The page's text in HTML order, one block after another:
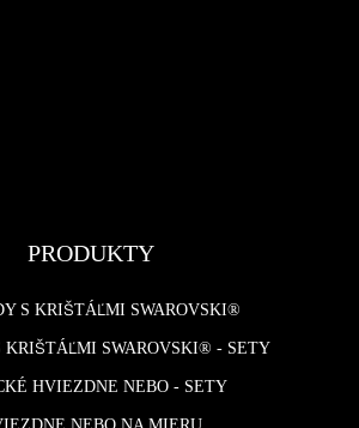
PRODUKTY
S KRIŠTÁĽMI SWAROVSKI®
KRIŠTÁĽMI SWAROVSKI® - SETY
HVIEZDNE NEBO - SETY